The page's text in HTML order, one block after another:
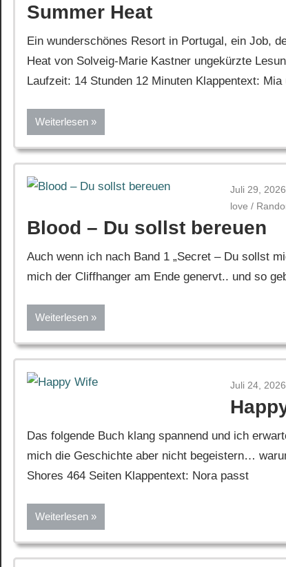
Summer Heat
Ein wunderschönes Resort in Portugal, ein Job,
Heat von Solveig-Marie Kastner ungekürzte
Laufzeit: 14 Stunden 12 Minuten Klappentext: Mia
Weiterlesen
Juli 29, 2026
love /
Blood – Du sollst bereuen
Auch wenn ich nach Band 1 „Secret – Du sollst
mich der Cliffhanger am Ende genervt.. und so
Weiterlesen
Juli 24, 2026
Das folgende Buch klang spannend und ich
mich die Geschichte aber nicht begeistern…
Shores 464 Seiten Klappentext: Nora passt
Weiterlesen